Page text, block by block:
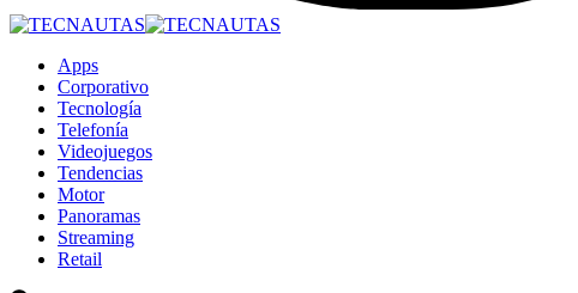
Apps
Corporativo
Tecnología
Telefonía
Videojuegos
Tendencias
Motor
Panoramas
Streaming
Retail